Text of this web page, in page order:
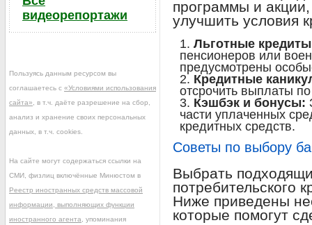
программы и
улучшить условия
Льготные
пенсионеров или
предусмотрены
Кредитные
отсрочить выплаты
Кэшбэк и бонусы:
части уплаченных
кредитных средств.
Советы по выбору
Выбрать
потребительского
Ниже приведены
которые помогут
видеорепортажи
Пользуясь данным ресурсом вы
соглашаетесь с «Условиями использования
сайта» , в т.ч. даёте разрешение на сбор,
анализ и хранение своих персональных
данных, в т.ч. cookies.
На сайте могут содержаться ссылки на
СМИ, физлиц включённые Минюстом в
Реестр иностранных средств массовой
информации, выполняющих функции
иностранного агента , упоминания